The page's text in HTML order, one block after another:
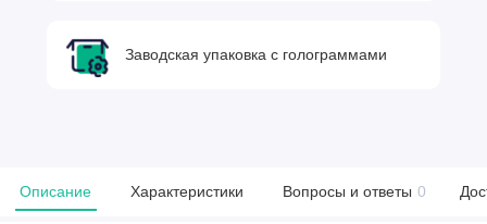
Заводская упаковка с голограммами
Описание Характеристики Вопросы и ответы 0